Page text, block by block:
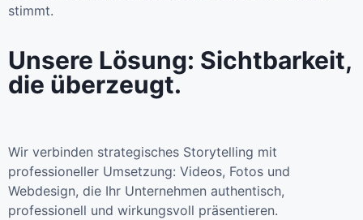
stimmt.
Unsere Lösung: Sichtbarkeit,
die überzeugt.
Wir verbinden strategisches Storytelling mit
professioneller Umsetzung: Videos, Fotos und
Webdesign, die Ihr Unternehmen authentisch,
professionell und wirkungsvoll präsentieren.